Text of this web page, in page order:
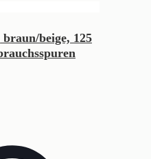
beige, 125